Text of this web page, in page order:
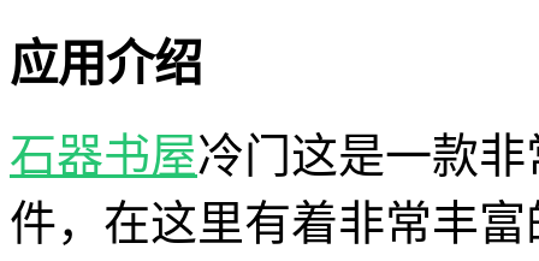
应用介绍
石器书屋冷门这是一款
件，在这里有着非常丰富